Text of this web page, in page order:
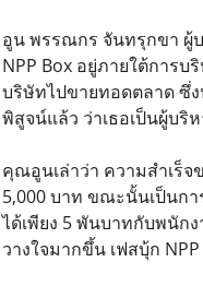
อูน พรรณกร จันทรุกขา ผู้
NPP Box อยู่ภายใต้การ
บริษัทไปขายทอดตลาด ซึ่
พิสูจน์แล้ว ว่าเธอเป็นผู้บ
คุณอูนเล่าว่า ความสำเร็จ
5,000 บาท ขณะนั้นเป็นก
ได้เพียง 5 พันบาทกับพนัก
วางใจมากขึ้น เฟสบุ้ก